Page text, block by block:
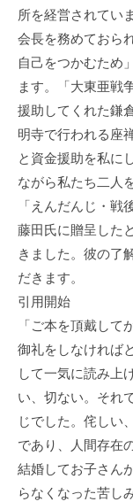
所を経営されてい
会長を務めておら
自己をつかむため
ます。「大東亜戦
援助してくれた鎌
明寺で行われる座
と資金援助を私に
ながら私たち二人
「えんだんじ・戦
藤田氏に贈呈した
きました。彼の了
だきます。
引用開始
「ご本を頂戴して
御礼をしなければ
して一気に読み上
い、切ない。それ
じでした。侘しい
であり、人間存在
結婚してお子さん
らなくなった苦し